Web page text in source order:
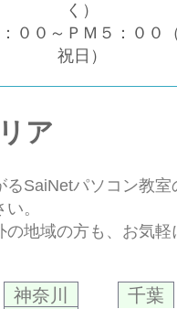
く）
００～ＰＭ５：００
祝日）
ア
るSaiNetパソコン教室
。
の地域の方も、お気軽
神奈川 千葉